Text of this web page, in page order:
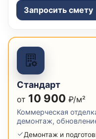
Запросить смету
Стандарт
от 10 900 ₽/м²
Коммерческая
демонтаж,
Демонтаж и